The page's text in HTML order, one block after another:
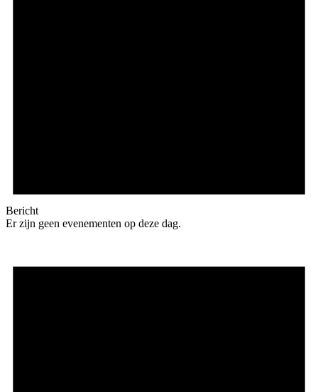
Bericht
Er zijn geen evenementen op deze dag.